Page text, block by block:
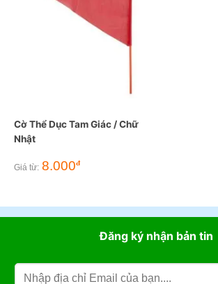
Cờ Thể Dục Tam Giác / Chữ
Nhật
Giá từ: 8.000đ
Đăng ký nhận bản tin